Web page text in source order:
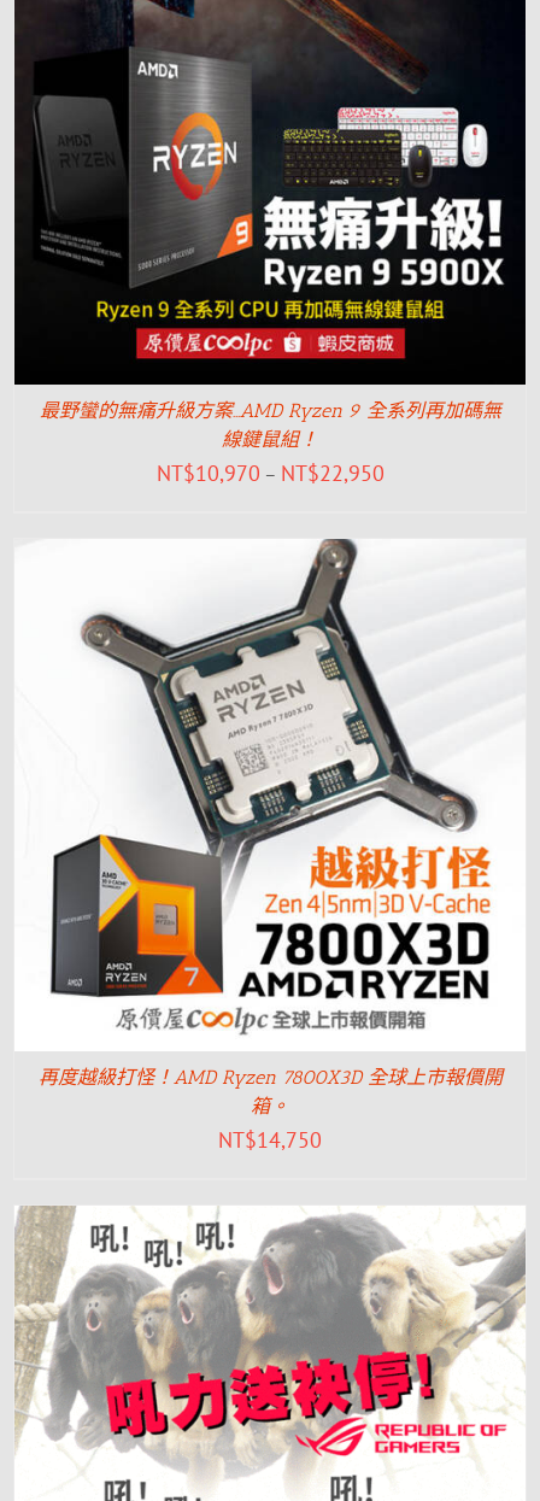
最野蠻的無痛升級方案…AMD Ryzen 9 全系列再加碼無
線鍵鼠組！
NT$10,970 – NT$22,950
再度越級打怪！AMD Ryzen 7800X3D 全球上市報價開
箱。
NT$14,750